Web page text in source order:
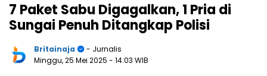
7 Paket Sabu Digagalkan, 1 Pria di
Sungai Penuh Ditangkap Polisi
Britainaja
- Jurnalis
Minggu, 25 Mei 2025 - 14:03 WIB